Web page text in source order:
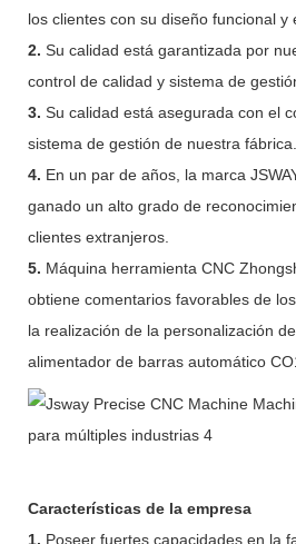
los clientes con su diseño funcional y
2. Su calidad está garantizada por
control de calidad y sistema de
3. Su calidad está asegurada con el
sistema de gestión de nuestra fábrica. .
4. En un par de años, la marca
ganado un alto grado de
clientes extranjeros.
5. Máquina herramienta CNC
obtiene comentarios favorables de
la realización de la personalización
alimentador de barras automático
Características de la empresa
1. Poseer fuertes capacidades en la